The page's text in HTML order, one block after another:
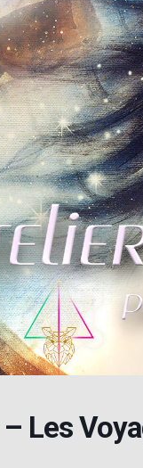
Les